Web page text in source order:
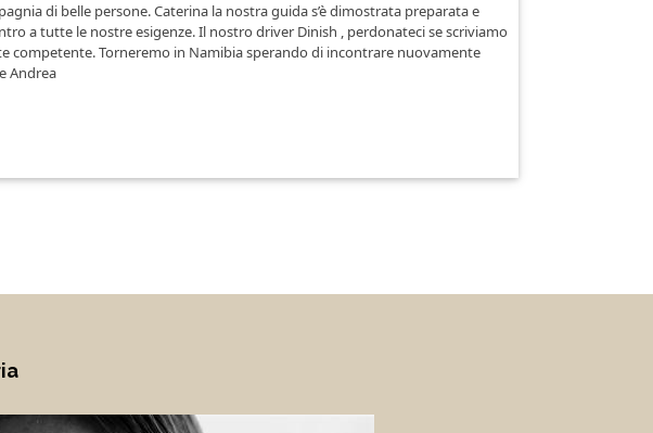
di belle persone. Caterina la nostra guida s’è dimostrata preparata e
a tutte le nostre esigenze. Il nostro driver Dinish , perdonateci se scriviamo
competente. Torneremo in Namibia sperando di incontrare nuovamente
Andrea